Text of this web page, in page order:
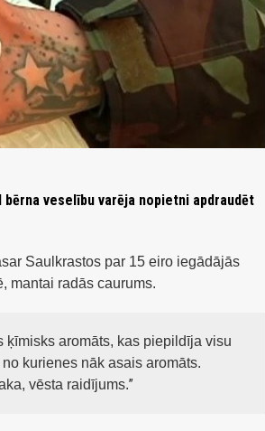
veselību varēja nopietni apdraudēt
Saulkrastos par 15 eiro iegādājās
mantai radās caurums.
aromāts, kas piepildīja visu
kurienes nāk asais aromāts.
vēsta raidījums.